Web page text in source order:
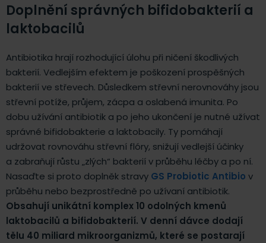
Doplnění správných bifidobakterií a
laktobacilů
Antibiotika hrají rozhodující úlohu při ničení škodlivých
bakterií. Vedlejším efektem je poškození prospěšných
bakterií ve střevech. Důsledkem střevní nerovnováhy jsou
střevní potíže, průjem, zácpa a oslabená imunita. Po
dobu užívání antibiotik a po jeho ukončení je nutné užívat
správné bifidobakterie a laktobacily. Ty pomáhají
udržovat rovnováhu střevní flóry, snižují vedlejší účinky
a zabraňují růstu „zlých“ bakterií v průběhu léčby a po ní.
Nasaďte si proto doplněk stravy GS Probiotic Antibio v
průběhu nebo bezprostředně po užívaní antibiotik.
Obsahují unikátní komplex 10 odolných kmenů
laktobacilů a bifidobakterií. V denní dávce dodají
tělu 40 miliard mikroorganizmů, které se postarají